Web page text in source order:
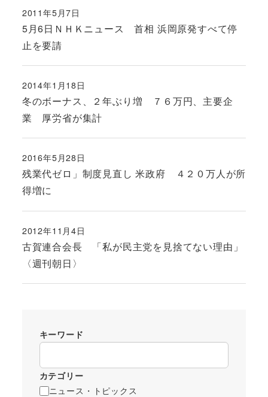
5月6日ＮＨＫニュース 首相 浜岡原発すべて停
止を要請
投稿日
2011年5月7日
冬のボーナス、２年ぶり増 ７６万円、主要企
業 厚労省が集計
投稿日
2014年1月18日
残業代ゼロ」制度見直し 米政府 ４２０万人が所
得増に
投稿日
2016年5月28日
古賀連合会長 「私が民主党を見捨てない理由」
〈週刊朝日〉
投稿日
2012年11月4日
キーワード
カテゴリー
ニュース・トピックス